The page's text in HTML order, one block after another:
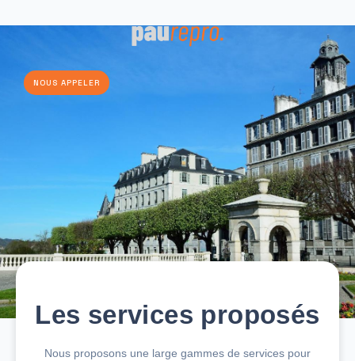
NOUS APPELER
Les services proposés
Nous proposons une large gammes de services pour